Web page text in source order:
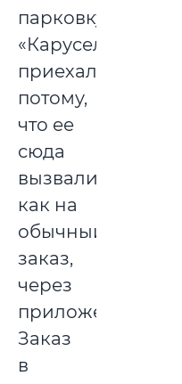
парковку
«Карусели»
приехала
потому,
что ее
сюда
вызвали
как на
обычный
заказ,
через
приложение.
Заказ
в